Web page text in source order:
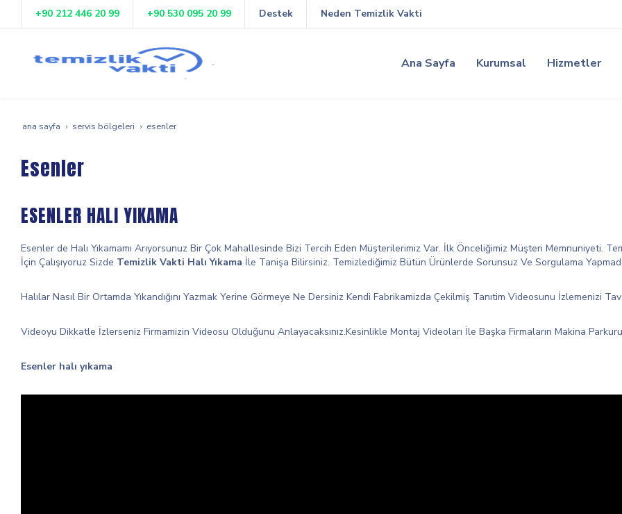
+90 212 446 20 99 +90 530 095 20 99 Destek Neden Temizlik Vakti
Ana Sayfa Kurumsal Hizmetler
ana sayfa servis bölgeleri esenler
Esenler
ESENLER HALI YIKAMA
Esenler de Halı Yıkamamı Arıyorsunuz Bir Çok Mahallesinde Bizi Tercih Eden Müşterilerimiz Var. İlk Önceliğimiz Müşteri Memnuniyeti.
İçin Çalışıyoruz Sizde Temizlik Vakti Halı Yıkama İle Tanişa Bilirsiniz. Temizlediğimiz Bütün Ürünlerde Sorunsuz Ve Sorgulama
Halılar Nasıl Bir Ortamda Yıkandığını Yazmak Yerine Görmeye Ne Dersiniz Kendi Fabrikamizda Çekilmiş Tanıtim Videosunu İzlemenizi
Videoyu Dikkatle İzlerseniz Firmamizin Videosu Olduğunu Anlayacaksınız.Kesinlikle Montaj Videoları İle Başka Firmaların Makina
Esenler halı yıkama